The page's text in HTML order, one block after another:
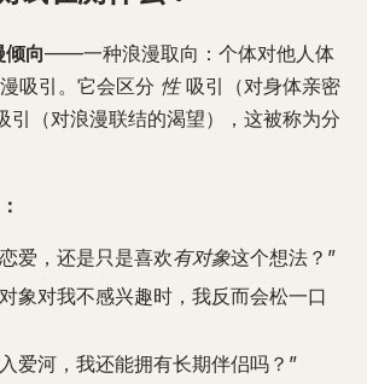
倾向——一种浪漫取向：个体对他人体
吸引。它会区分 性吸引（对身体亲密
引（对浪漫联结的渴望），这被称为分
爱，还是只是喜欢有对象这个想法？”
象对我不感兴趣时，我反而会松一口
爱河，我还能拥有长期伴侣吗？”